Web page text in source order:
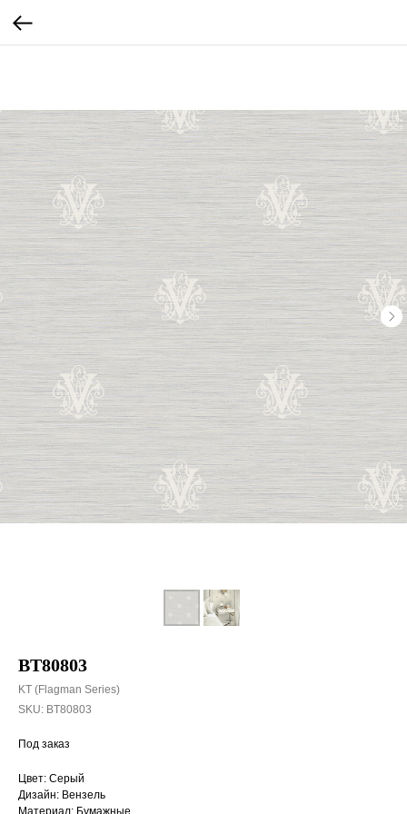
BT80803
KT (Flagman Series)
SKU: BT80803
Под заказ
Цвет: Серый
Дизайн: Вензель
Материал: Бумажные